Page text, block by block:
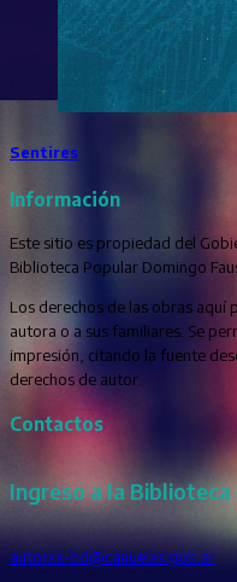
Sentires
Información
Este sitio es propiedad del
Biblioteca Popular Domingo
Los derechos de las obras aquí
autora o a sus familiares. Se
impresión, citando la fuente
derechos de autor.
Contactos
Ingreso a la
autorxs-bd@canuelas.gob.ar